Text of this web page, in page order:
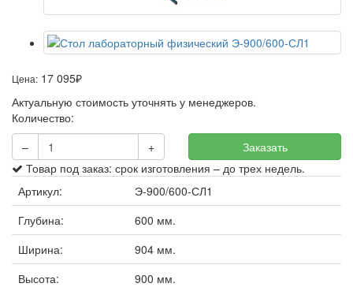
Цена: 17 095₽
Актуальную стоимость уточнять у менеджеров.
Количество:
–
+
Заказать
Товар под заказ: срок изготовления – до трех недель.
Артикул:
Э-900/600-СЛ1
Глубина:
600 мм.
Ширина:
904 мм.
Высота:
900 мм.